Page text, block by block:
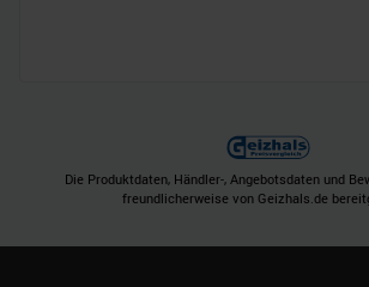
Die Produktdaten, Händler-, Angebotsdaten und
freundlicherweise von Geizhals.de